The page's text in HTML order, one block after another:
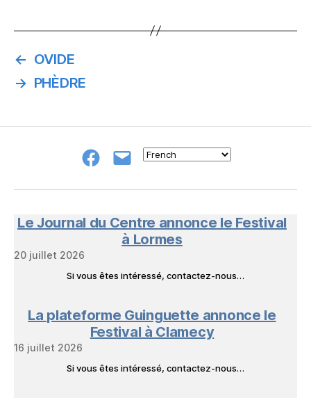
← OVIDE
→ PHÈDRE
Groupe
NeL
E-
à
Livres
Le Journal du Centre annonce le Festival
à Lormes
20 juillet 2026
Si vous êtes intéressé, contactez-nous…
La plateforme Guinguette annonce le
Festival à Clamecy
16 juillet 2026
Si vous êtes intéressé, contactez-nous…